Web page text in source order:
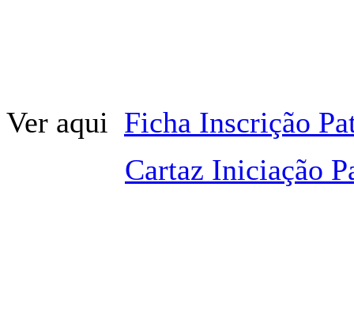
Ver aqui Ficha Inscrição
Cartaz Iniciação